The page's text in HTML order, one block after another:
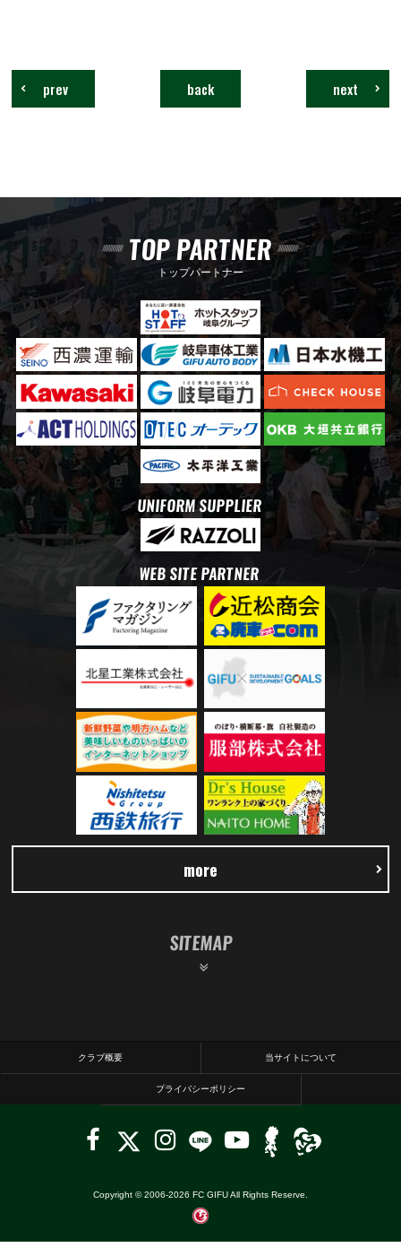
next
back
prev
TOP PARTNER
トップパートナー
UNIFORM SUPPLIER
WEB SITE PARTNER
more
SITEMAP
クラブ概要 当サイトについて
プライバシーポリシー
Copyright © 2006-2026 FC GIFU All Rights Reserve.